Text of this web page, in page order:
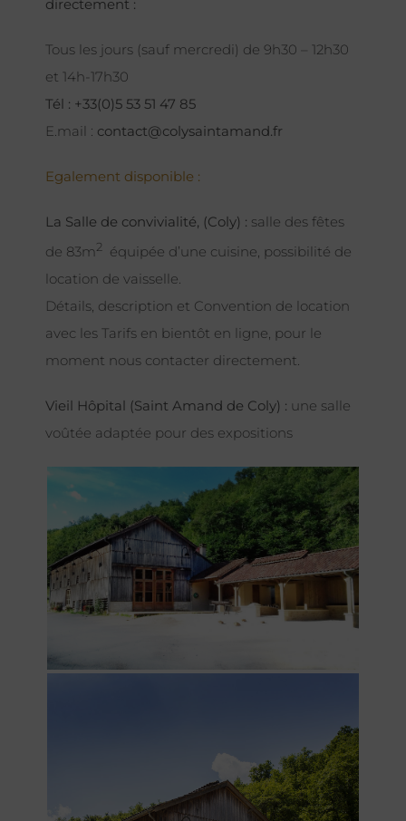
directement :
Tous les jours (sauf mercredi) de 9h30 – 12h30
et 14h-17h30
Tél : +33(0)5 53 51 47 85
E.mail : contact@colysaintamand.fr
Egalement disponible :
La Salle de convivialité, (Coly) : salle des fêtes
de 83m2
équipée d’une cuisine, possibilité de
location de vaisselle.
Détails, description et Convention de location
avec les Tarifs en bientôt en ligne, pour le
moment nous contacter directement.
Vieil Hôpital (Saint Amand de Coly) : une salle
voûtée adaptée pour des expositions